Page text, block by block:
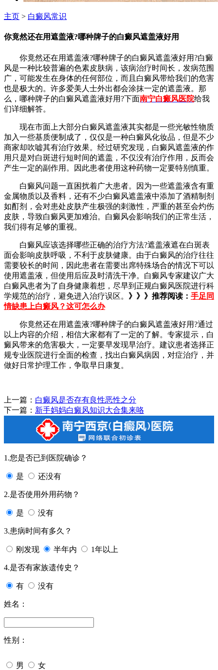
主页 > 白癜风常识
你竟然还在用遮盖液?哪种牌子的白癜风遮盖液好用
你竟然还在用遮盖液?哪种牌子的白癜风遮盖液好用?白癜
风是一种比较普遍的色素皮肤病，该病治疗时间长，发病范围
广，可能发生在身体的任何部位，而且白癜风带给我们的危害
也是极大的。许多爱美人士外出都会涂抹一定的遮盖液。那
么，哪种牌子的白癜风遮盖液好用?下面南宁白癜风医院给我
们详细解答。
现在市面上大部分白癜风遮盖液其实都是一些光敏性物质
加入一些基质便制成了，仅仅是一种白癜风化妆品，但是不少
商家却吹嘘其有治疗效果。经过研究发现，白癜风遮盖液的作
用只是对白斑进行短时间的遮盖，不仅没有治疗作用，反而会
产生一定的副作用。因此患者使用这种药物一定要特别慎重。
白癜风问题一直困扰着广大患者。因为一些遮盖液含有重
金属物质以及香料，还有不少白癜风遮盖液中添加了酒精制剂
如酊剂，会对患处皮肤产生极强的刺激性，严重的甚至会灼伤
皮肤，导致白癜风更加难治。白癜风会影响我们的正常生活，
我们得有足够的重视。
白癜风应该选择哪些正确的治疗方法?遮盖液遮在白斑表
面会影响皮肤呼吸，不利于皮肤健康。由于白癜风的治疗往往
需要较长的时间，因此患者在需要出席特殊场合的情况下可以
使用遮盖液，但使用后应及时清洗干净。白癜风专家建议广大
白癜风患者为了自身健康着想，尽早到正规白癜风医院进行科
学规范的治疗，避免进入治疗误区。 》》》推荐阅读： 手足同
情缺患上白癜风？这可怎么办
你竟然还在用遮盖液?哪种牌子的白癜风遮盖液好用?通过
以上内容的介绍，相信大家都有了一定的了解。专家提示，白
癜风带来的危害极大，一定要早发现早治疗。建议患者选择正
规专业医院进行全面的检查，找出白癜风病因，对症治疗，并
做好日常护理工作，争取早日康复。
上一篇： 白癜风是否存有良性恶性之分
下一篇： 新手妈妈白癜风知识大合集来咯
1.您是否已到医院确诊？
是 还没有
2.是否使用外用药物？
是 没有
3.患病时间有多久？
刚发现 半年内 1年以上
4.是否有家族遗传史？
有 没有
姓名：
性别：
男 女